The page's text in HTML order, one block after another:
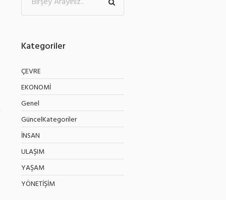
Kategoriler
ÇEVRE
EKONOMİ
Genel
GüncelKategoriler
İNSAN
ULAŞIM
YAŞAM
YÖNETİŞİM